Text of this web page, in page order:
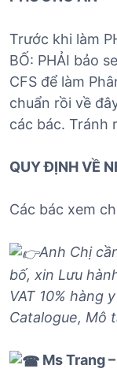
Trước khi làm
BỐ: PHẢI bảo
CFS để làm
chuẩn rồi về
các bác. Tránh
QUY ĐỊNH VỀ
Các bác xem
Anh Chị
bố, xin Lưu
VAT 10% hàng
Catalogue, Mô
Ms Trang